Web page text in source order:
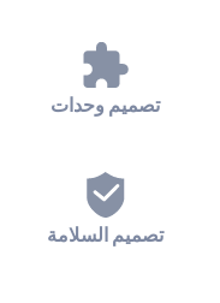
تصميم وحدات
تصميم السلامة